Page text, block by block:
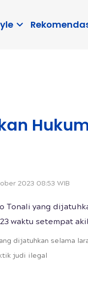
2023 08:53 WIB
dijatuhkan selama
judi ilegal